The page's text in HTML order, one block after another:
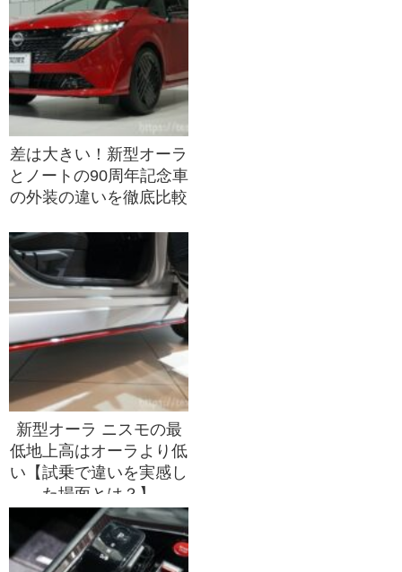
差は大きい！新型オーラ
とノートの90周年記念車
の外装の違いを徹底比較
新型オーラ ニスモの最
低地上高はオーラより低
い【試乗で違いを実感し
た場面とは？】